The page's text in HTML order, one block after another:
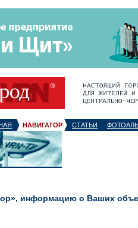
НАВИГАТОР СТАТЬИ
информацию о Ваших